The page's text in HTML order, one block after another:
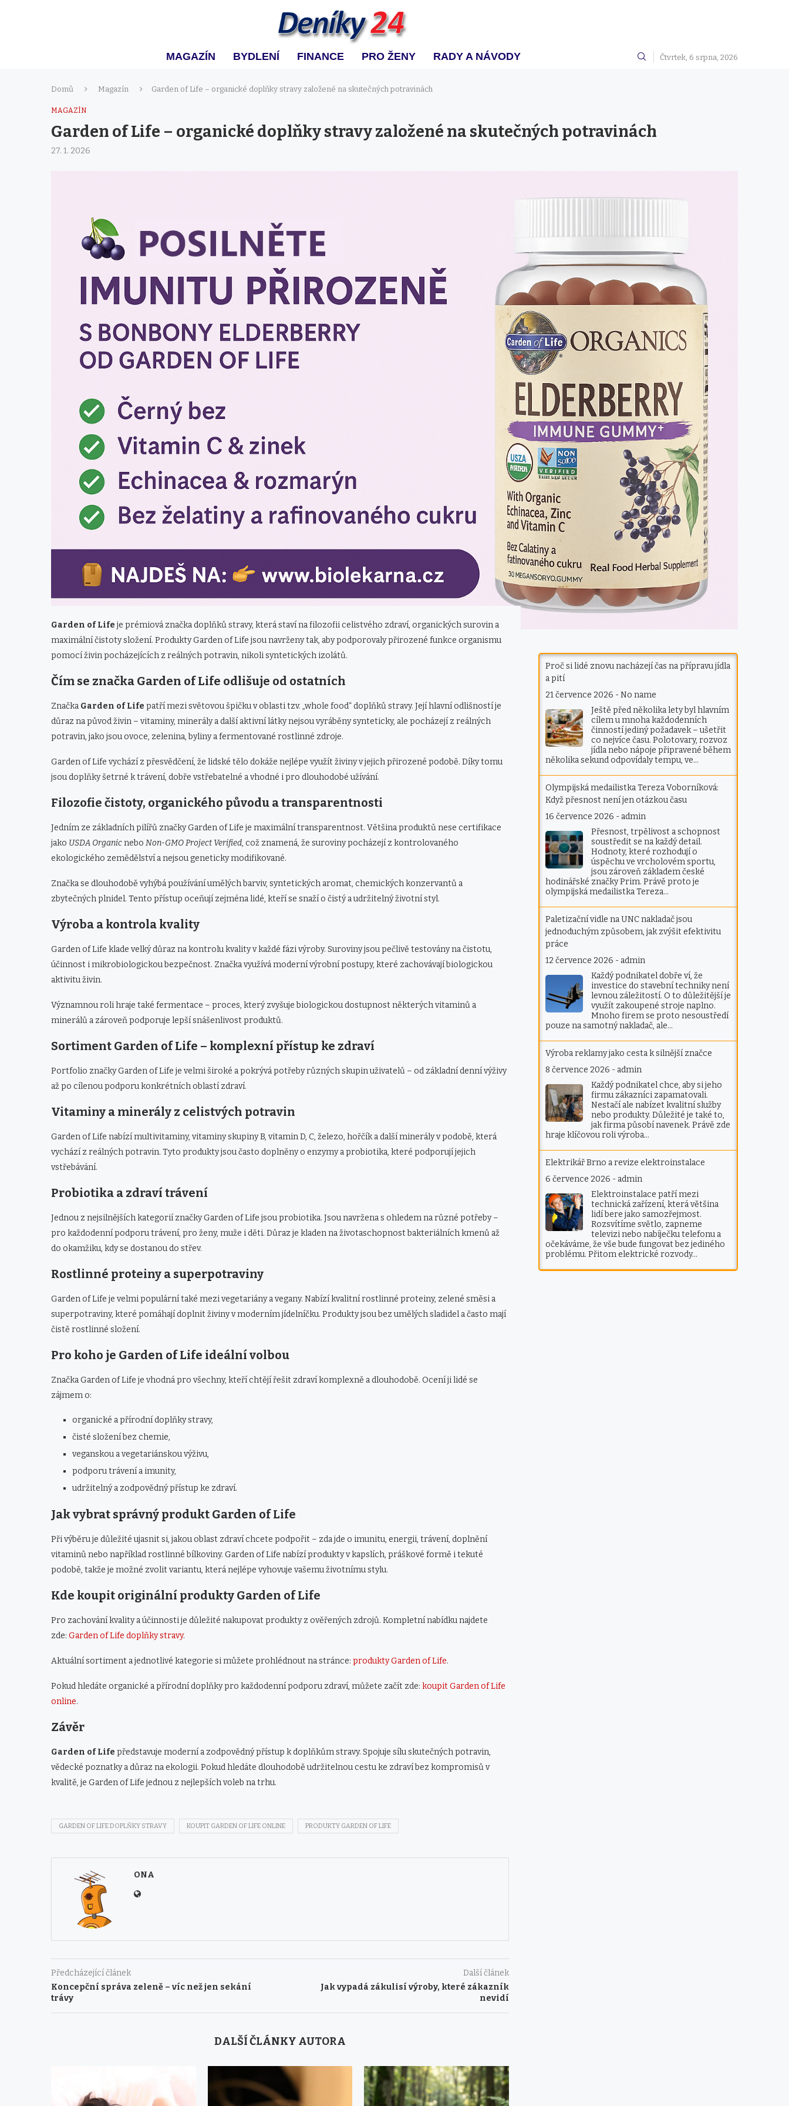
MAGAZÍN BYDLENÍ FINANCE PRO ŽENY RADY A NÁVODY Čtvrtek, 6 srpna, 2026
Domů Magazín Garden of Life – organické doplňky stravy založené na skutečných potravinách
MAGAZÍN
Garden of Life – organické doplňky stravy založené na skutečných potravinách
27. 1. 2026
Garden of Life je prémiová značka doplňků stravy, která staví na filozofii celistvého zdraví, organických surovin a
maximální čistoty složení. Produkty Garden of Life jsou navrženy tak, aby podporovaly přirozené funkce organismu
pomocí živin pocházejících z reálných potravin, nikoli syntetických izolátů.
Čím se značka Garden of Life odlišuje od ostatních
Značka Garden of Life patří mezi světovou špičku v oblasti tzv. „whole food“ doplňků stravy. Její hlavní odlišností je
důraz na původ živin – vitaminy, minerály a další aktivní látky nejsou vyráběny synteticky, ale pocházejí z reálných
potravin, jako jsou ovoce, zelenina, byliny a fermentované rostlinné zdroje.
Garden of Life vychází z přesvědčení, že lidské tělo dokáže nejlépe využít živiny v jejich přirozené podobě. Díky tomu
jsou doplňky šetrné k trávení, dobře vstřebatelné a vhodné i pro dlouhodobé užívání.
Filozofie čistoty, organického původu a transparentnosti
Jedním ze základních pilířů značky Garden of Life je maximální transparentnost. Většina produktů nese certifikace
jako USDA Organicnebo Non-GMO Project Verified, což znamená, že suroviny pocházejí z kontrolovaného
ekologického zemědělství a nejsou geneticky modifikované.
Značka se dlouhodobě vyhýbá používání umělých barviv, syntetických aromat, chemických konzervantů a
zbytečných plnidel. Tento přístup oceňují zejména lidé, kteří se snaží o čistý a udržitelný životní styl.
Výroba a kontrola kvality
Garden of Life klade velký důraz na kontrolu kvality v každé fázi výroby. Suroviny jsou pečlivě testovány na čistotu,
účinnost i mikrobiologickou bezpečnost. Značka využívá moderní výrobní postupy, které zachovávají biologickou
aktivitu živin.
Významnou roli hraje také fermentace – proces, který zvyšuje biologickou dostupnost některých vitaminů a
minerálů a zároveň podporuje lepší snášenlivost produktů.
Sortiment Garden of Life – komplexní přístup ke zdraví
Portfolio značky Garden of Life je velmi široké a pokrývá potřeby různých skupin uživatelů – od základní denní výživy
až po cílenou podporu konkrétních oblastí zdraví.
Vitaminy a minerály z celistvých potravin
Garden of Life nabízí multivitaminy, vitaminy skupiny B, vitamin D, C, železo, hořčík a další minerály v podobě, která
vychází z reálných potravin. Tyto produkty jsou často doplněny o enzymy a probiotika, které podporují jejich
vstřebávání.
Probiotika a zdraví trávení
Jednou z nejsilnějších kategorií značky Garden of Life jsou probiotika. Jsou navržena s ohledem na různé potřeby –
pro každodenní podporu trávení, pro ženy, muže i děti. Důraz je kladen na životaschopnost bakteriálních kmenů až
do okamžiku, kdy se dostanou do střev.
Rostlinné proteiny a superpotraviny
Garden of Life je velmi populární také mezi vegetariány a vegany. Nabízí kvalitní rostlinné proteiny, zelené směsi a
superpotraviny, které pomáhají doplnit živiny v moderním jídelníčku. Produkty jsou bez umělých sladidel a často mají
čistě rostlinné složení.
Pro koho je Garden of Life ideální volbou
Značka Garden of Life je vhodná pro všechny, kteří chtějí řešit zdraví komplexně a dlouhodobě. Ocení ji lidé se
zájmem o:
organické a přírodní doplňky stravy,
čisté složení bez chemie,
veganskou a vegetariánskou výživu,
podporu trávení a imunity,
udržitelný a zodpovědný přístup ke zdraví.
Jak vybrat správný produkt Garden of Life
Při výběru je důležité ujasnit si, jakou oblast zdraví chcete podpořit – zda jde o imunitu, energii, trávení, doplnění
vitaminů nebo například rostlinné bílkoviny. Garden of Life nabízí produkty v kapslích, práškové formě i tekuté
podobě, takže je možné zvolit variantu, která nejlépe vyhovuje vašemu životnímu stylu.
Kde koupit originální produkty Garden of Life
Pro zachování kvality a účinnosti je důležité nakupovat produkty z ověřených zdrojů. Kompletní nabídku najdete
zde: Garden of Life doplňky stravy.
Aktuální sortiment a jednotlivé kategorie si můžete prohlédnout na stránce: produkty Garden of Life.
Pokud hledáte organické a přírodní doplňky pro každodenní podporu zdraví, můžete začít zde: koupit Garden of Life
online.
Závěr
Garden of Life představuje moderní a zodpovědný přístup k doplňkům stravy. Spojuje sílu skutečných potravin,
vědecké poznatky a důraz na ekologii. Pokud hledáte dlouhodobě udržitelnou cestu ke zdraví bez kompromisů v
kvalitě, je Garden of Life jednou z nejlepších voleb na trhu.
GARDEN OF LIFE DOPLŇKY STRAVY KOUPIT GARDEN OF LIFE ONLINE PRODUKTY GARDEN OF LIFE
ONA
Předcházející článek
Koncepční správa zeleně – víc než jen sekání
trávy
Další článek
Jak vypadá zákulisí výroby, které zákazník
nevidí
DALŠÍ ČLÁNKY AUTORA
Proč si lidé znovu nacházejí čas na přípravu jídla
a pití
21 července 2026 -No name
Ještě před několika lety byl hlavním
cílem u mnoha každodenních
činností jediný požadavek – ušetřit
co nejvíce času. Polotovary, rozvoz
jídla nebo nápoje připravené během
několika sekund odpovídaly tempu, ve…
Olympijská medailistka Tereza Voborníková:
Když přesnost není jen otázkou času
16 července 2026 - admin
Přesnost, trpělivost a schopnost
soustředit se na každý detail.
Hodnoty, které rozhodují o
úspěchu ve vrcholovém sportu,
jsou zároveň základem české
hodinářské značky Prim. Právě proto je
olympijská medailistka Tereza…
Paletizační vidle na UNC nakladač jsou
jednoduchým způsobem, jak zvýšit efektivitu
práce
12 července 2026 - admin
Každý podnikatel dobře ví, že
investice do stavební techniky není
levnou záležitostí. O to důležitější je
využít zakoupené stroje naplno.
Mnoho firem se proto nesoustředí
pouze na samotný nakladač, ale…
Výroba reklamy jako cesta k silnější značce
8 července 2026 - admin
Každý podnikatel chce, aby si jeho
firmu zákazníci zapamatovali.
Nestačí ale nabízet kvalitní služby
nebo produkty. Důležité je také to,
jak firma působí navenek. Právě zde
hraje klíčovou roli výroba…
Elektrikář Brno a revize elektroinstalace
6 července 2026 - admin
Elektroinstalace patří mezi
technická zařízení, která většina
lidí bere jako samozřejmost.
Rozsvítíme světlo, zapneme
televizi nebo nabíječku telefonu a
očekáváme, že vše bude fungovat bez jediného
problému. Přitom elektrické rozvody…